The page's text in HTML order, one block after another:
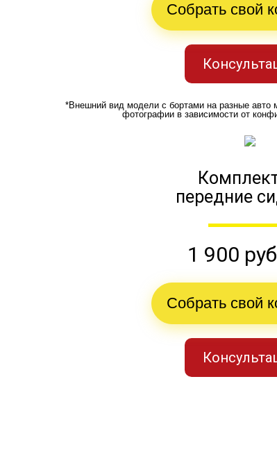
Собрать свой
*Внешний вид модели с бортами на разные авто
фотографии в зависимости от
передние
1 900
Собрать свой